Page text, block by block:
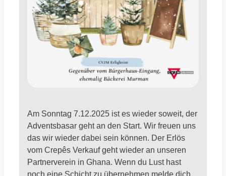
Am Sonntag 7.12.2025 ist es wieder soweit, der
Adventsbasar geht an den Start. Wir freuen uns
das wir wieder dabei sein können. Der Erlös
vom Crepês Verkauf geht wieder an unseren
Partnerverein in Ghana. Wenn du Lust hast
noch eine Schicht zu übernehmen melde dich